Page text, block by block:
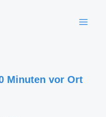
Minuten vor Ort